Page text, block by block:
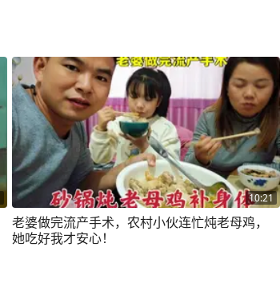
10:21
老婆做完流产手术，农村小伙连忙炖老母鸡，
她吃好我才安心！